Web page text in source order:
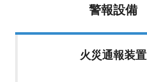
警報設備
火災通報装置